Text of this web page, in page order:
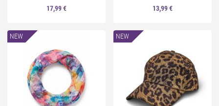
17,99 € 13,99 €
NEW NEW